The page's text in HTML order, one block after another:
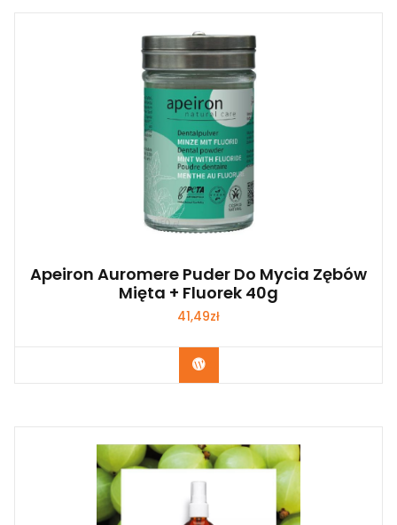
Apeiron Auromere Puder Do Mycia Zębów
Mięta + Fluorek 40g
41,49zł
Zobacz